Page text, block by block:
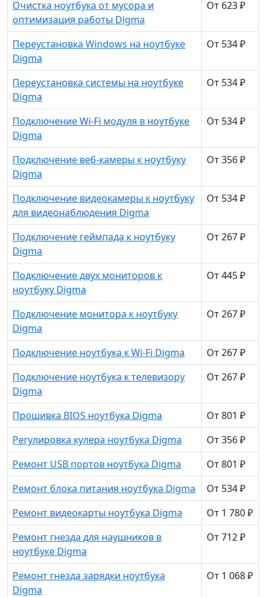
Очистка ноутбука от мусора и
оптимизация работы Digma
От 623 ₽
Переустановка Windows на ноутбуке
Digma
От 534 ₽
Переустановка системы на ноутбуке
Digma
От 534 ₽
Подключение Wi-Fi модуля в ноутбуке
Digma
От 534 ₽
Подключение веб-камеры к ноутбуку
Digma
От 356 ₽
Подключение видеокамеры к ноутбуку
для видеонаблюдения Digma
От 534 ₽
Подключение геймпада к ноутбуку
Digma
От 267 ₽
Подключение двух мониторов к
ноутбуку Digma
От 445 ₽
Подключение монитора к ноутбуку
Digma
От 267 ₽
Подключение ноутбука к Wi-Fi Digma
От 267 ₽
Подключение ноутбука к телевизору
Digma
От 267 ₽
Прошивка BIOS ноутбука Digma
От 801 ₽
Регулировка кулера ноутбука Digma
От 356 ₽
Ремонт USB портов ноутбука Digma
От 801 ₽
Ремонт блока питания ноутбука Digma
От 534 ₽
Ремонт видеокарты ноутбука Digma
От 1 780 ₽
Ремонт гнезда для наушников в
ноутбуке Digma
От 712 ₽
Ремонт гнезда зарядки ноутбука
Digma
От 1 068 ₽